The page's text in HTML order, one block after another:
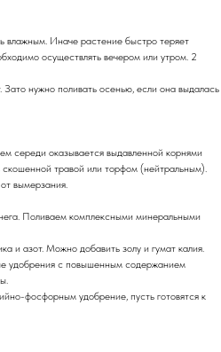
влажным. Иначе растение быстро теряет
осуществлять вечером или утром. 2
Зато нужно поливать осенью, если она выдалась
середи оказывается выдавленной корнями
травой или торфом (нейтральным).
вымерзания.
Поливаем комплексными минеральными
и азот. Можно добавить золу и гумат калия.
удобрения с повышенным содержанием
фосфорным удобрение, пусть готовятся к